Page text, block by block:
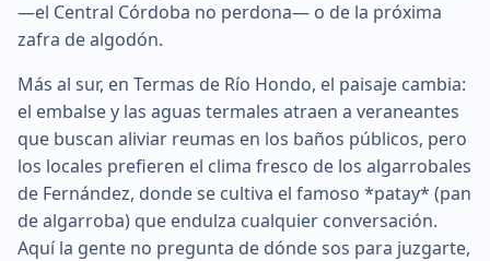
—el Central Córdoba no perdona— o de la próxima
zafra de algodón.
Más al sur, en Termas de Río Hondo, el paisaje cambia:
el embalse y las aguas termales atraen a veraneantes
que buscan aliviar reumas en los baños públicos, pero
los locales prefieren el clima fresco de los algarrobales
de Fernández, donde se cultiva el famoso *patay* (pan
de algarroba) que endulza cualquier conversación.
Aquí la gente no pregunta de dónde sos para juzgarte,